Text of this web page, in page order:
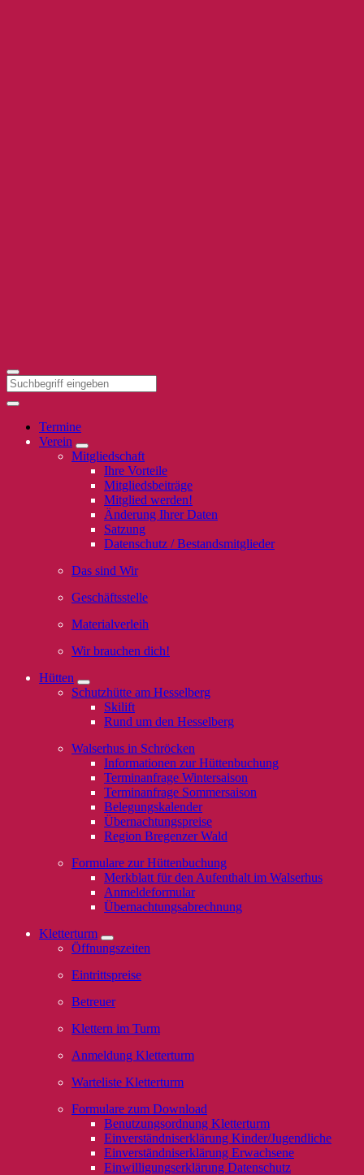
Termine
Verein
Mitgliedschaft
Ihre Vorteile
Mitgliedsbeiträge
Mitglied werden!
Änderung Ihrer Daten
Satzung
Datenschutz / Bestandsmitglieder
Das sind Wir
Geschäftsstelle
Materialverleih
Wir brauchen dich!
Hütten
Schutzhütte am Hesselberg
Skilift
Rund um den Hesselberg
Walserhus in Schröcken
Informationen zur Hüttenbuchung
Terminanfrage Wintersaison
Terminanfrage Sommersaison
Belegungskalender
Übernachtungspreise
Region Bregenzer Wald
Formulare zur Hüttenbuchung
Merkblatt für den Aufenthalt im Walserhus
Anmeldeformular
Übernachtungsabrechnung
Kletterturm
Öffnungszeiten
Eintrittspreise
Betreuer
Klettern im Turm
Anmeldung Kletterturm
Warteliste Kletterturm
Formulare zum Download
Benutzungsordnung Kletterturm
Einverständniserklärung Kinder/Jugendliche
Einverständniserklärung Erwachsene
Einwilligungserklärung Datenschutz